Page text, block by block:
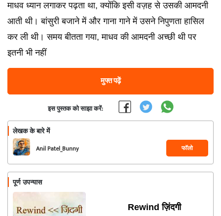
माधव ध्यान लगाकर पढ़ता था, क्योंकि इसी वज़ह से उसकी आमदनी
आती थी। बांसुरी बजाने में और गाना गाने में उसने निपुणता हासिल
कर ली थी। समय बीतता गया, माधव की आमदनी अच्छी थी पर
इतनी भी नहीं
मुफ्त पढ़ें
इस पुस्तक को साझा करें:
लेखक के बारे में
Anil Patel_Bunny फॉलो
पूर्ण उपन्यास
Rewind ज़िंदगी